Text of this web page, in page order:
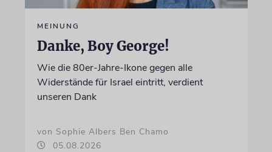
MEINUNG
Danke, Boy George!
Wie die 80er-Jahre-Ikone gegen alle
Widerstände für Israel eintritt, verdient
unseren Dank
von Sophie Albers Ben Chamo
05.08.2026